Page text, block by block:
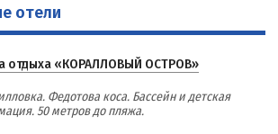
отели
отдыха «КОРАЛЛОВЫЙ ОСТРОВ»
Федотова коса. Бассейн и детская
50 метров до пляжа.